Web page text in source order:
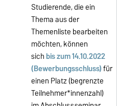
Studierende, die ein
Thema aus der
Themenliste bearbeiten
möchten, können
sich bis zum 14.10.2022
(Bewerbungsschluss)für
einen Platz (begrenzte
Teilnehmer*innenzahl)